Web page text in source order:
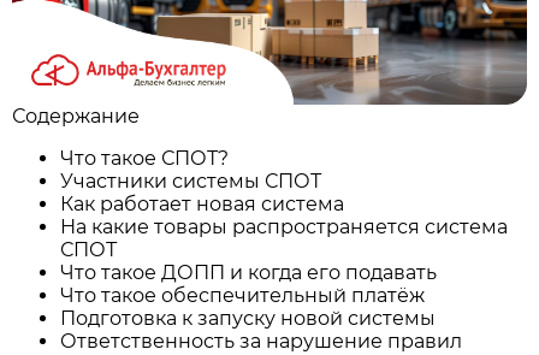
Содержание
Что такое СПОТ?
Участники системы СПОТ
Как работает новая система
На какие товары распространяется система
СПОТ
Что такое ДОПП и когда его подавать
Что такое обеспечительный платёж
Подготовка к запуску новой системы
Ответственность за нарушение правил